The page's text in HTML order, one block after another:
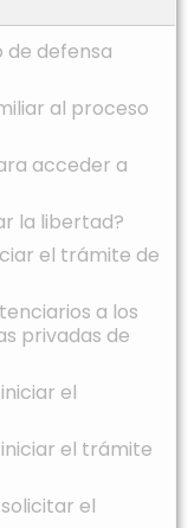
de defensa
al proceso
acceder a
la libertad?
el trámite de
a los
privadas de
el
el trámite
el